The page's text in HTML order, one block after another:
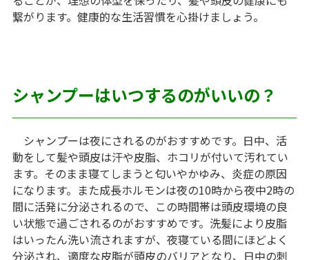
繋がります。健康的な生活習慣を心掛けましょう。
シャンプーはいつするのがいいの？
シャンプーは夜にされるのがおすすめです。日中、活
動をして髪や頭皮は汗や皮脂、ホコリが付いて汚れてい
ます。そのまま寝てしまうと匂いやかゆみ、炎症の原因
になります。また成長ホルモンは夜の10時から夜中2時の
間に活発に分泌されるので、この時間帯は頭皮環境の良
い状態で過ごされるのがおすすめです。洗髪により皮脂
はいったん洗い流されますが、夜寝ている間にほどよく
分泌され、適度な皮脂が頭皮のバリアとなり、日中の刺